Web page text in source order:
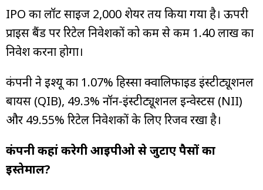
IPO का लॉट साइज 2,000 शेयर तय किया गया है। ऊपरी
प्राइस बैंड पर रिटेल निवेशकों को कम से कम ₹1.40 लाख का
निवेश करना होगा।
कंपनी ने इश्यू का 1.07% हिस्सा क्वालिफाइड इंस्टीट्यूशनल
बायर्स (QIB), 49.3% नॉन-इंस्टीट्यूशनल इन्वेस्टर्स (NII)
और 49.55% रिटेल निवेशकों के लिए रिजर्व रखा है।
कंपनी कहां करेगी आईपीओ से जुटाए पैसों का
इस्तेमाल?